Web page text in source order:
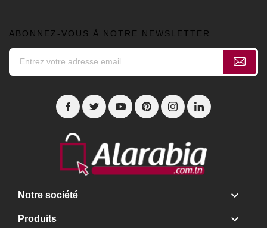
ABONNEZ-VOUS À NOTRE NEWSLETTER
Notre société 
Produits 